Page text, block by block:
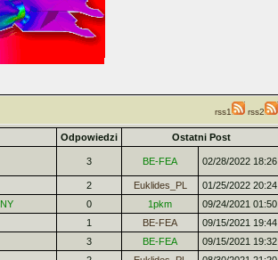
rss1 rss2
Odpowiedzi
Ostatni Post
3 BE-FEA 02/28/2022 18:26
2 Euklides_PL
01/25/2022 20:24
0 1pkm
09/24/2021 01:50
1 BE-FEA
09/15/2021 19:44
3 BE-FEA
09/15/2021 19:32